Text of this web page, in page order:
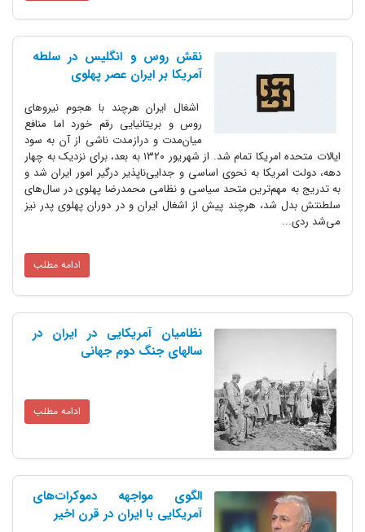
نقش روس و انگلیس در سلطه
آمریکا بر ایران عصر پهلوی
اشغال ایران هرچند با هجوم نیروهای
روس و بریتانیایی رقم خورد اما منافع
میان‌مدت و درازمدت ناشی از آن به سود
ایالات متحده امریکا تمام شد. از شهریور ۱۳۲۰ به بعد، برای نزدیک به چهار
دهه، دولت امریکا به نحوی اساسی و جدایی‌ناپذیر درگیر امور ایران شد و
به تدریج به مهم‌ترین متحد سیاسی و نظامی محمدرضا پهلوی در سال‌های
سلطنتش بدل شد، هرچند پیش از اشغال ایران و در دوران پهلوی پدر نیز
می‌شد ردی...
ادامه مطلب
نظامیان آمریکایی در ایران در
سالهای جنگ دوم جهانی
ادامه مطلب
الگوی مواجهه دموکرات‌های
آمریکایی با ایران در قرن اخیر